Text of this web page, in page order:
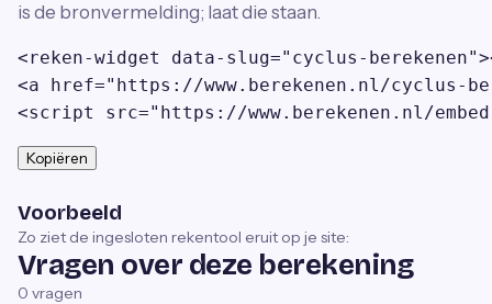
is de bronvermelding; laat die staan.
<reken-widget data-slug="cyclus-
<a href="https://www.berekenen.nl/cyclus-
<script src="https://www.berekenen.nl/
Kopiëren
Voorbeeld
Zo ziet de ingesloten rekentool eruit op je site:
Vragen over deze berekening
0 vragen